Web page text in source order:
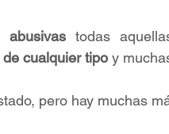
abusivas todas
cualquier tipo y
pero hay muchas